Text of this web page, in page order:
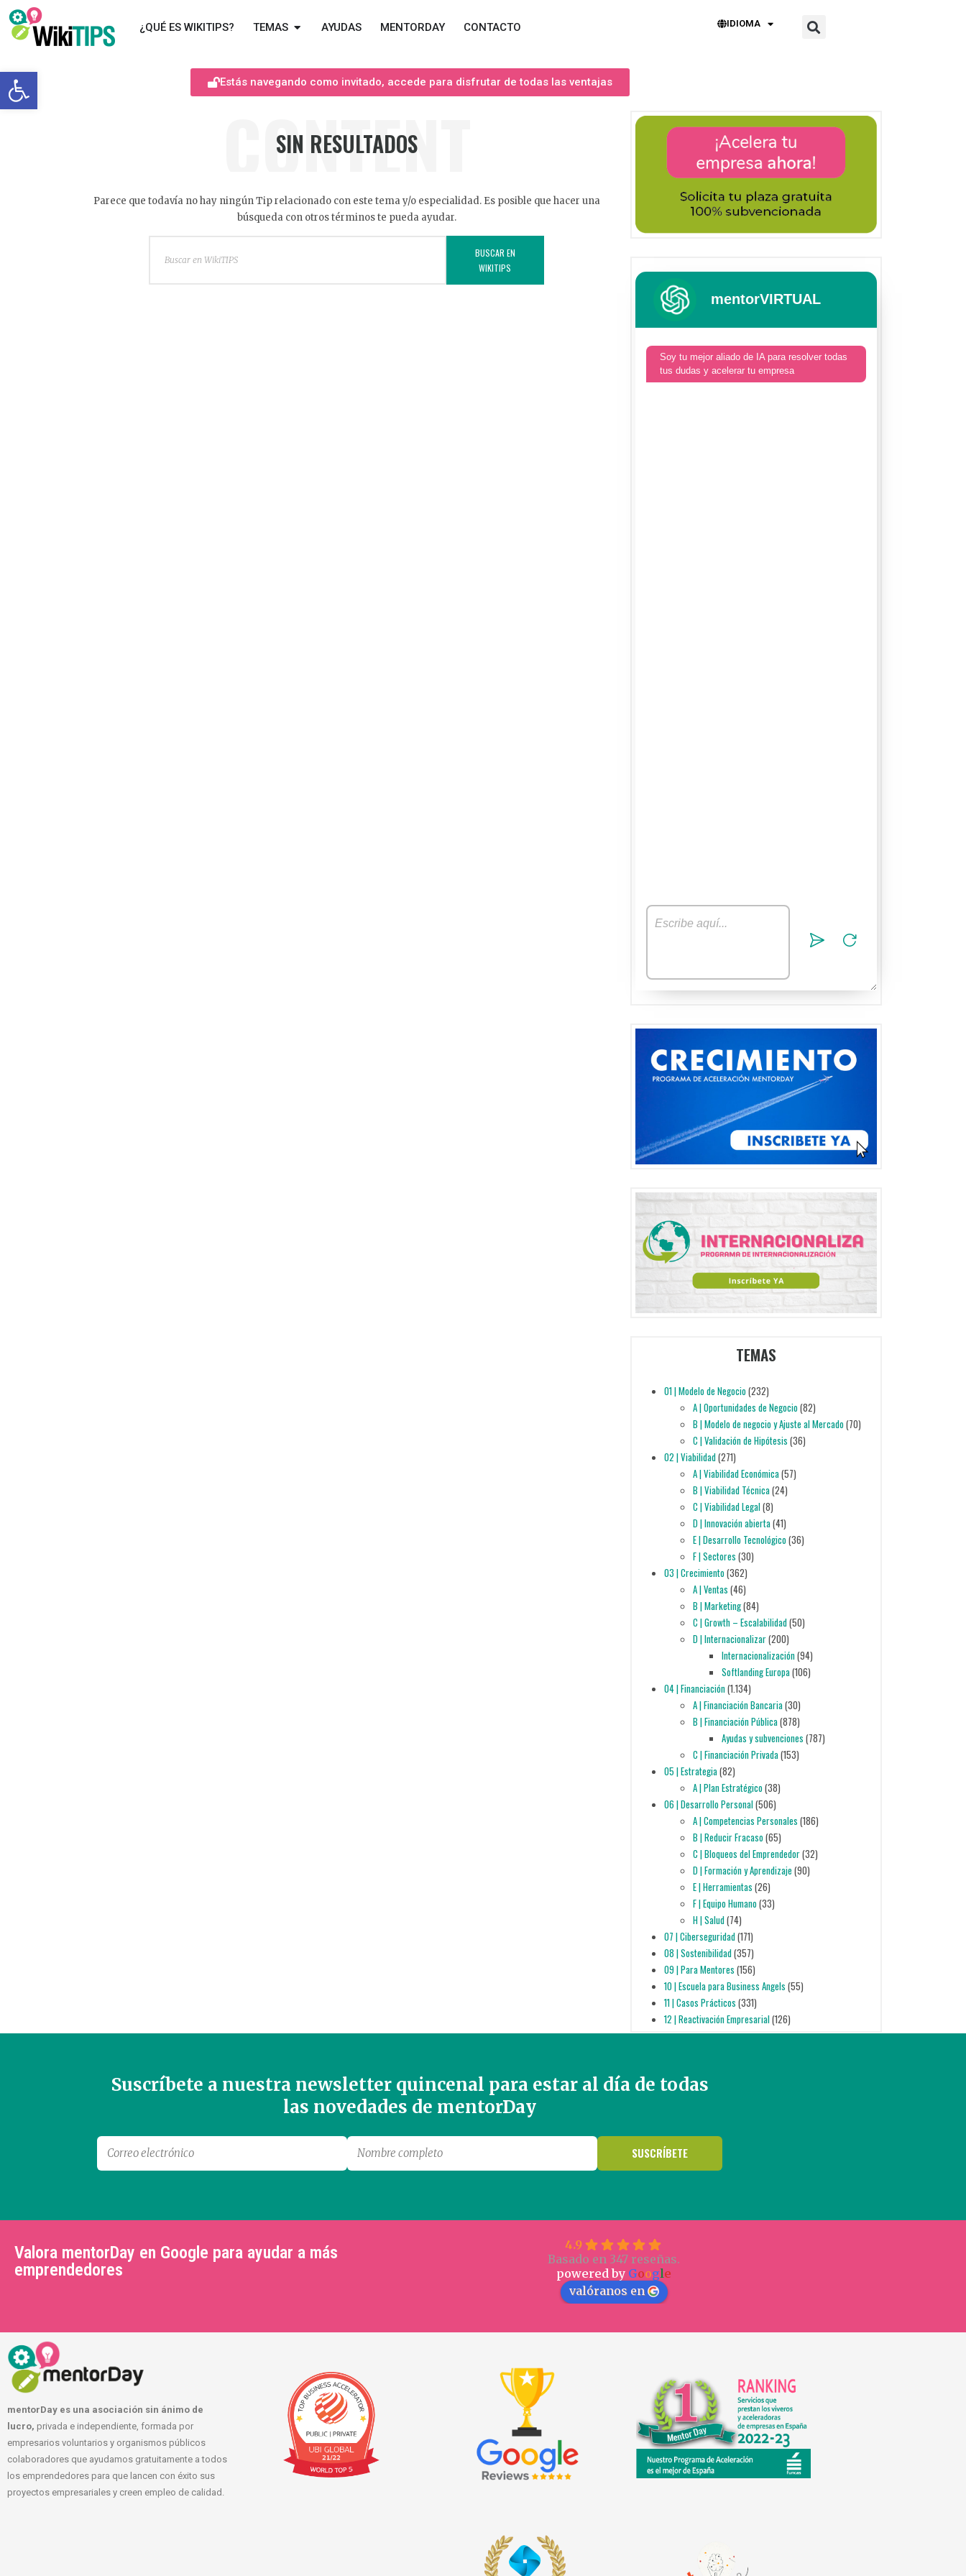
Abrir barra de herramientas
¿QUÉ ES WIKITIPS? TEMAS AYUDAS MENTORDAY CONTACTO IDIOMA
Estás navegando como invitado, accede para disfrutar de todas las ventajas
CONTENT
SIN RESULTADOS
Parece que todavía no hay ningún Tip relacionado con este tema y/o especialidad. Es posible que hacer una
búsqueda con otros términos te pueda ayudar.
BUSCAR EN
WIKITIPS
mentorVIRTUAL
Soy tu mejor aliado de IA para resolver todas
tus dudas y acelerar tu empresa
TEMAS
01 | Modelo de Negocio(232)
A | Oportunidades de Negocio(82)
B | Modelo de negocio y Ajuste al Mercado(70)
C | Validación de Hipótesis (36)
02 | Viabilidad(271)
A | Viabilidad Económica(57)
B | Viabilidad Técnica(24)
C | Viabilidad Legal(8)
D | Innovación abierta(41)
E | Desarrollo Tecnológico(36)
F | Sectores (30)
03 | Crecimiento(362)
A | Ventas (46)
B | Marketing(84)
C | Growth – Escalabilidad(50)
D | Internacionalizar(200)
Internacionalización(94)
Softlanding Europa(106)
04 | Financiación(1.134)
A | Financiación Bancaria(30)
B | Financiación Pública(878)
Ayudas y subvenciones (787)
C | Financiación Privada(153)
05 | Estrategia(82)
A | Plan Estratégico(38)
06 | Desarrollo Personal(506)
A | Competencias Personales (186)
B | Reducir Fracaso(65)
C | Bloqueos del Emprendedor(32)
D | Formación y Aprendizaje (90)
E | Herramientas (26)
F | Equipo Humano(33)
H | Salud(74)
07 | Ciberseguridad(171)
08 | Sostenibilidad(357)
09 | Para Mentores (156)
10 | Escuela para Business Angels (55)
11 | Casos Prácticos (331)
12 | Reactivación Empresarial(126)
Suscríbete a nuestra newsletter quincenal para estar al día de todas
las novedades de mentorDay
Valora mentorDay en Google para ayudar a más
emprendedores
4.9
Basado en 347 reseñas.
powered by Google
valóranos en
mentorDay es una asociación sin ánimo de
lucro, privada e independiente, formada por
empresarios voluntarios y organismos públicos
colaboradores que ayudamos gratuitamente a todos
los emprendedores para que lancen con éxito sus
proyectos empresariales y creen empleo de calidad.